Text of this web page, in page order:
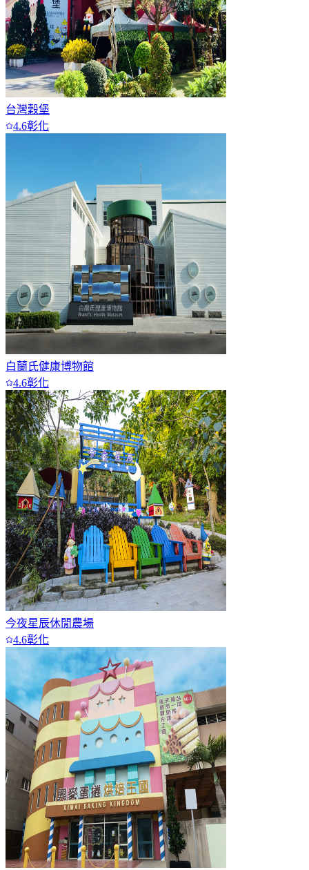
台灣穀堡
4.6彰化
白蘭氏健康博物館
4.6彰化
今夜星辰休閒農場
4.6彰化